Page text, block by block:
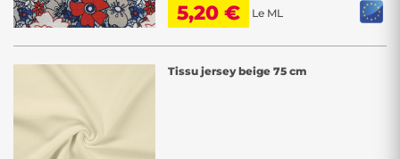
5,20 €
Le ML
Tissu jersey beige 75 cm